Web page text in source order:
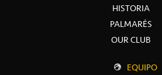
HISTORIA
PALMARÉS
OUR CLUB
EQUIPO